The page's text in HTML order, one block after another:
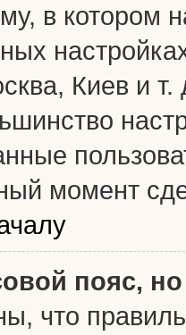
в котором
Киев и
момент
пояс,
что